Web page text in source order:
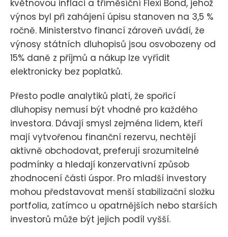
květnovou inflaci a tříměsíční Flexi Bond, jehož
výnos byl při zahájení úpisu stanoven na 3,5 %
ročně. Ministerstvo financí zároveň uvádí, že
výnosy státních dluhopisů jsou osvobozeny od
15% daně z příjmů a nákup lze vyřídit
elektronicky bez poplatků.
Přesto podle analytiků platí, že spořicí
dluhopisy nemusí být vhodné pro každého
investora. Dávají smysl zejména lidem, kteří
mají vytvořenou finanční rezervu, nechtějí
aktivně obchodovat, preferují srozumitelné
podmínky a hledají konzervativní způsob
zhodnocení části úspor. Pro mladší investory
mohou představovat menší stabilizační složku
portfolia, zatímco u opatrnějších nebo starších
investorů může být jejich podíl vyšší.